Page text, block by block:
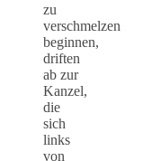
zu
verschmelzen
beginnen,
driften
ab zur
Kanzel,
die
sich
links
von